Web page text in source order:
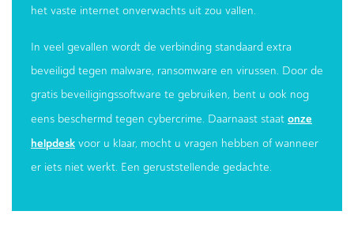
het vaste internet onverwachts uit zou vallen.
In veel gevallen wordt de verbinding standaard extra
beveiligd tegen malware, ransomware en virussen. Door de
gratis beveiligingssoftware te gebruiken, bent u ook nog
eens beschermd tegen cybercrime. Daarnaast staat onze
helpdesk voor u klaar, mocht u vragen hebben of wanneer
er iets niet werkt. Een geruststellende gedachte.